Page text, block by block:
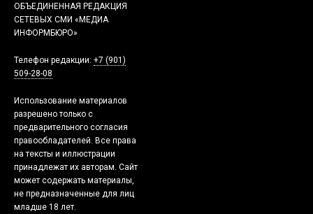
ОБЪЕДИНЕННАЯ РЕДАКЦИЯ
СЕТЕВЫХ СМИ «МЕДИА
ИНФОРМБЮРО»
Телефон редакции: +7 (901)
509-28-08
Использование материалов
разрешено только с
предварительного согласия
правообладателей. Все права
на тексты и иллюстрации
принадлежат их авторам. Сайт
может содержать материалы,
не предназначенные для лиц
младше 18 лет.